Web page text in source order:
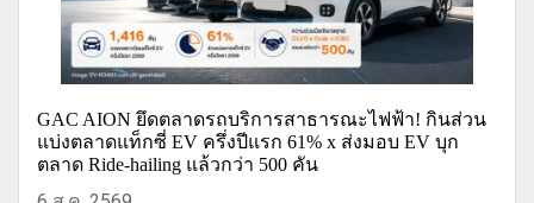
GAC AION ยึดตลาดรถบริการสาธารณะไฟฟ้า! กินส่วน
แบ่งตลาดแท็กซี่ EV ครึ่งปีแรก 61% x ส่งมอบ EV บุก
ตลาด Ride-hailing แล้วกว่า 500 คัน